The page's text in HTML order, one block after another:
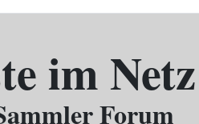
im Netz
Forum